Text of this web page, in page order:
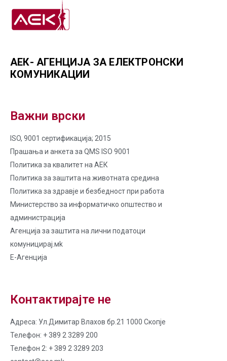
АЕК- АГЕНЦИЈА ЗА ЕЛЕКТРОНСКИ
КОМУНИКАЦИИ
Важни врски
ISO, 9001 сертификација; 2015
Прашања и анкета за QMS ISO 9001
Политика за квалитет на AЕК
Политика за заштита на животната средина
Политика за здравје и безбедност при работа
Министерство за информатичко општество и
администрација
Агенција за заштита на лични податоци
комуницирај.мk
Е-Агенција
Контактирајте не
Адреса: Ул.Димитар Влахов бр.21 1000 Скопје
Телефон: + 389 2 3289 200
Телефон 2: + 389 2 3289 203